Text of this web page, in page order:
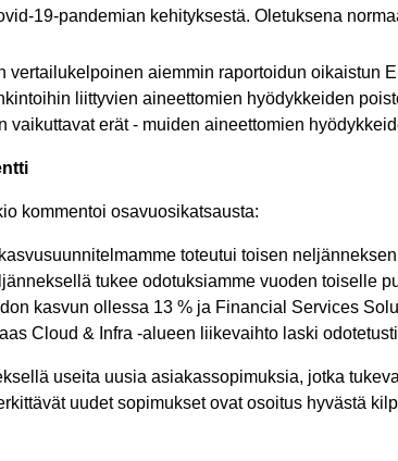
19-pandemian kehityksestä. Oletuksena
vertailukelpoinen aiemmin raportoidun oikaistun
liittyvien aineettomien hyödykkeiden
vaikuttavat erät - muiden aineettomien
kommentoi osavuosikatsausta:
toteutui toisen
tukee odotuksiamme vuoden toiselle
kasvun ollessa 13 % ja Financial Services
Cloud & Infra -alueen liikevaihto laski
useita uusia asiakassopimuksia, jotka
uudet sopimukset ovat osoitus hyvästä